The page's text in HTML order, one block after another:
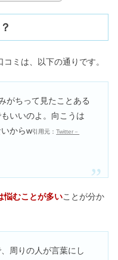
ミは、以下の通りです。
がちって見たことある
いいのよ。向こうは
からw引用元：Twitter－
悩むことが多いことが分か
周りの人が言葉にし